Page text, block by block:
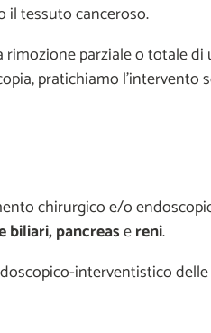
il tessuto canceroso.
rimozione parziale o totale
pratichiamo l'intervento
chirurgico e/o
biliari, pancreasereni.
interventistico